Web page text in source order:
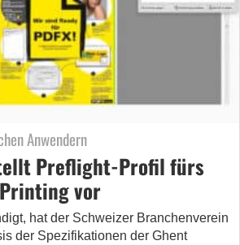
Anwendern
Preflight-Profil fürs
vor
hat der Schweizer Branchenverein
der Spezifikationen der Ghent